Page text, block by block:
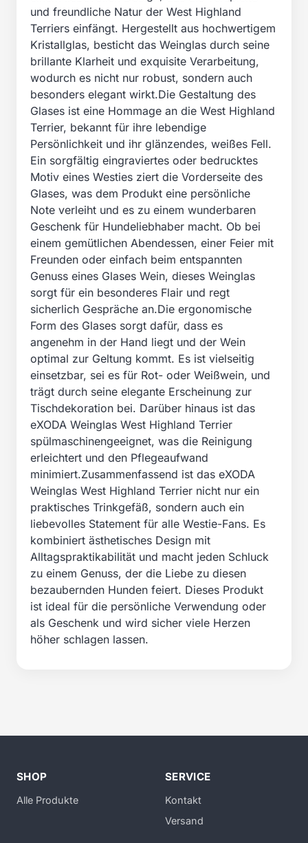
und freundliche Natur der West Highland
Terriers einfängt. Hergestellt aus hochwertigem
Kristallglas, besticht das Weinglas durch seine
brillante Klarheit und exquisite Verarbeitung,
wodurch es nicht nur robust, sondern auch
besonders elegant wirkt.Die Gestaltung des
Glases ist eine Hommage an die West Highland
Terrier, bekannt für ihre lebendige
Persönlichkeit und ihr glänzendes, weißes Fell.
Ein sorgfältig eingraviertes oder bedrucktes
Motiv eines Westies ziert die Vorderseite des
Glases, was dem Produkt eine persönliche
Note verleiht und es zu einem wunderbaren
Geschenk für Hundeliebhaber macht. Ob bei
einem gemütlichen Abendessen, einer Feier mit
Freunden oder einfach beim entspannten
Genuss eines Glases Wein, dieses Weinglas
sorgt für ein besonderes Flair und regt
sicherlich Gespräche an.Die ergonomische
Form des Glases sorgt dafür, dass es
angenehm in der Hand liegt und der Wein
optimal zur Geltung kommt. Es ist vielseitig
einsetzbar, sei es für Rot- oder Weißwein, und
trägt durch seine elegante Erscheinung zur
Tischdekoration bei. Darüber hinaus ist das
eXODA Weinglas West Highland Terrier
spülmaschinengeeignet, was die Reinigung
erleichtert und den Pflegeaufwand
minimiert.Zusammenfassend ist das eXODA
Weinglas West Highland Terrier nicht nur ein
praktisches Trinkgefäß, sondern auch ein
liebevolles Statement für alle Westie-Fans. Es
kombiniert ästhetisches Design mit
Alltagspraktikabilität und macht jeden Schluck
zu einem Genuss, der die Liebe zu diesen
bezaubernden Hunden feiert. Dieses Produkt
ist ideal für die persönliche Verwendung oder
als Geschenk und wird sicher viele Herzen
höher schlagen lassen.
SHOP
Alle Produkte
SERVICE
Kontakt
Versand